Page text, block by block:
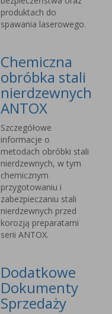
produktach do
spawania laserowego.
Chemiczna
obróbka stali
nierdzewnych
ANTOX
Szczegółowe
informacje o
metodach obróbki stali
nierdzewnych, w tym
chemicznym
przygotowaniu i
zabezpieczaniu stali
nierdzewnych przed
korozją preparatami
serii ANTOX.
Dodatkowe
Dokumenty
Sprzedaży